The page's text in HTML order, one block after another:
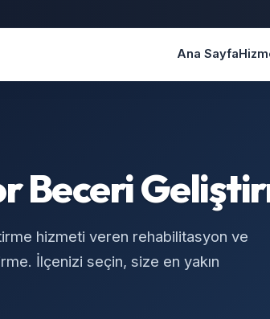
Ana Sayfa
Beceri
hizmeti veren rehabilitasyon ve
İlçenizi seçin, size en yakın